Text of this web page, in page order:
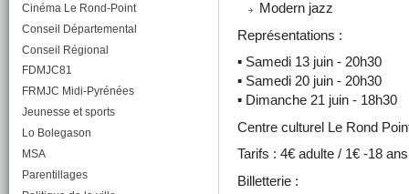
Modern jazz
Représentations :
▪️ Samedi 13 juin - 20h30
▪️ Samedi 20 juin - 20h30
▪️ Dimanche 21 juin - 18h30
Centre culturel Le Rond
Tarifs : 4€ adulte / 1€ -18 ans
Billetterie :
Cinéma Le Rond-Point
Conseil Départemental
Conseil Régional
FDMJC81
FRMJC Midi-Pyrénées
Jeunesse et sports
Lo Bolegason
MSA
Parentillages